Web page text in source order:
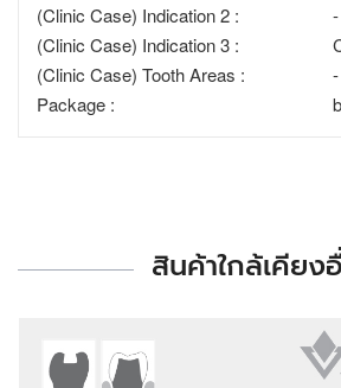
(Clinic Case) Indication 2 :
-
(Clinic Case) Indication 3 :
(Clinic Case) Tooth Areas :
-
Package :
สินค้าใกล้เคียง